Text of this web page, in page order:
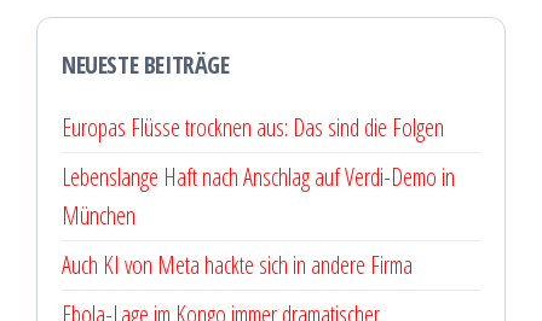
NEUESTE BEITRÄGE
Europas Flüsse trocknen aus: Das sind die Folgen
Lebenslange Haft nach Anschlag auf Verdi-Demo in
München
Auch KI von Meta hackte sich in andere Firma